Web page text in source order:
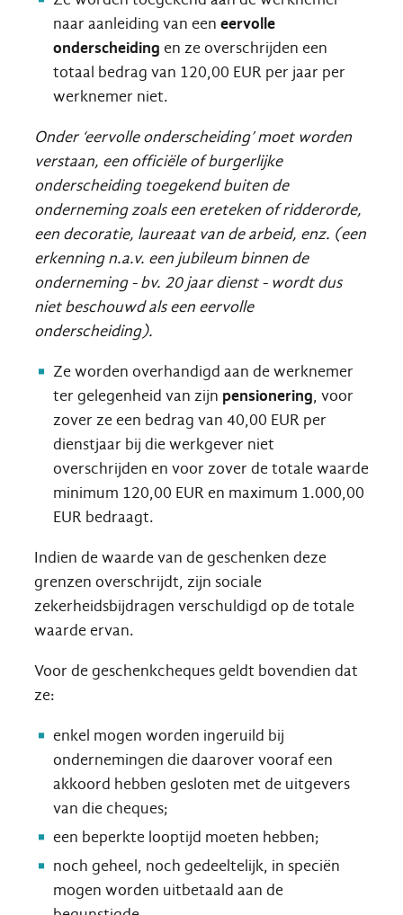
naar aanleiding van een eervolle
onderscheiding en ze overschrijden een
totaal bedrag van 120,00 EUR per jaar per
werknemer niet.
Onder ‘eervolle onderscheiding’ moet worden
verstaan, een officiële of burgerlijke
onderscheiding toegekend buiten de
onderneming zoals een ereteken of ridderorde,
een decoratie, laureaat van de arbeid, enz. (een
erkenning n.a.v. een jubileum binnen de
onderneming - bv. 20 jaar dienst - wordt dus
niet beschouwd als een eervolle
onderscheiding).
Ze worden overhandigd aan de werknemer
ter gelegenheid van zijn pensionering, voor
zover ze een bedrag van 40,00 EUR per
dienstjaar bij die werkgever niet
overschrijden en voor zover de totale waarde
minimum 120,00 EUR en maximum 1.000,00
EUR bedraagt.
Indien de waarde van de geschenken deze
grenzen overschrijdt, zijn sociale
zekerheidsbijdragen verschuldigd op de totale
waarde ervan.
Voor de geschenkcheques geldt bovendien dat
ze:
enkel mogen worden ingeruild bij
ondernemingen die daarover vooraf een
akkoord hebben gesloten met de uitgevers
van die cheques;
een beperkte looptijd moeten hebben;
noch geheel, noch gedeeltelijk, in speciën
mogen worden uitbetaald aan de